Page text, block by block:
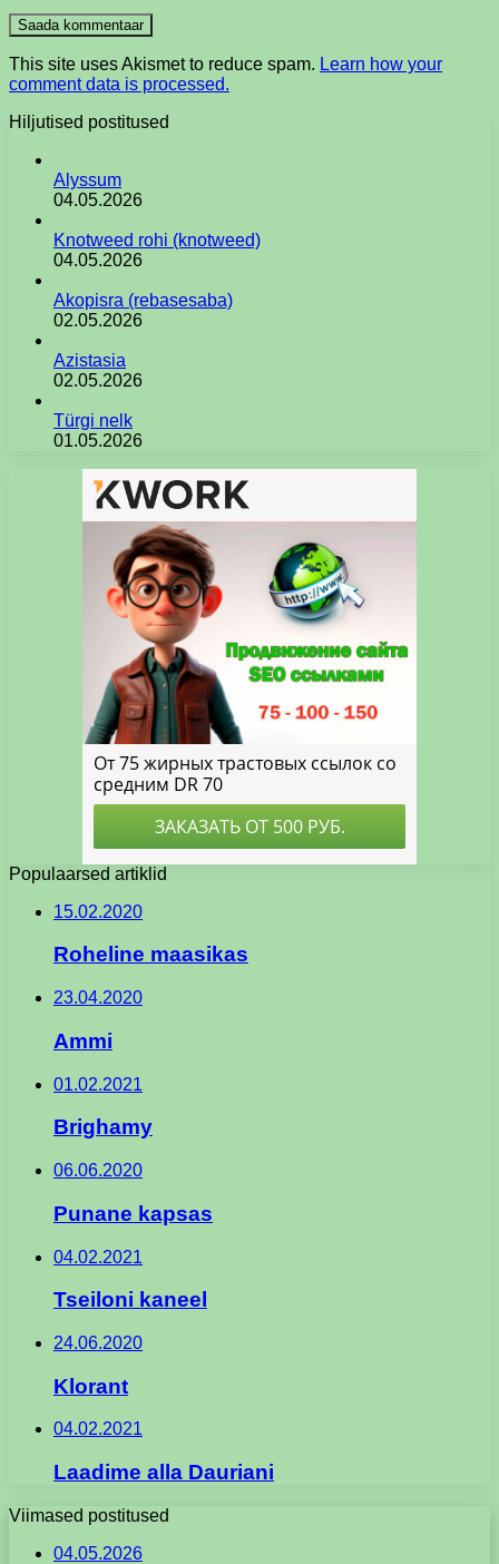
This site uses Akismet to reduce spam. Learn how your
comment data is processed.
Hiljutised postitused
Alyssum
04.05.2026
Knotweed rohi (knotweed)
04.05.2026
Akopisra (rebasesaba)
02.05.2026
Azistasia
02.05.2026
Türgi nelk
01.05.2026
Populaarsed artiklid
15.02.2020
Roheline maasikas
23.04.2020
Ammi
01.02.2021
Brighamy
06.06.2020
Punane kapsas
04.02.2021
Tseiloni kaneel
24.06.2020
Klorant
04.02.2021
Laadime alla Dauriani
Viimased postitused
04.05.2026